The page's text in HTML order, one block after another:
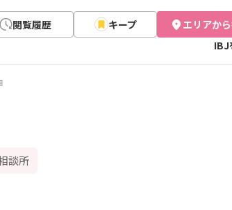
閲覧履歴 キープ
エリアか
IBJ
談所